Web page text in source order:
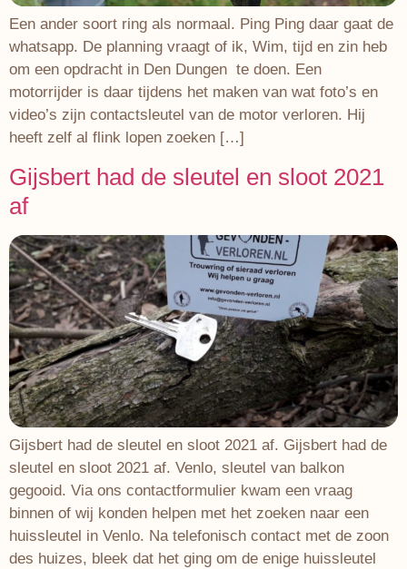
Een ander soort ring als normaal. Ping Ping daar gaat de
whatsapp. De planning vraagt of ik, Wim, tijd en zin heb
om een opdracht in Den Dungen te doen. Een
motorrijder is daar tijdens het maken van wat foto’s en
video’s zijn contactsleutel van de motor verloren. Hij
heeft zelf al flink lopen zoeken […]
Gijsbert had de sleutel en sloot 2021
af
Gijsbert had de sleutel en sloot 2021 af. Gijsbert had de
sleutel en sloot 2021 af. Venlo, sleutel van balkon
gegooid. Via ons contactformulier kwam een vraag
binnen of wij konden helpen met het zoeken naar een
huissleutel in Venlo. Na telefonisch contact met de zoon
des huizes, bleek dat het ging om de enige huissleutel